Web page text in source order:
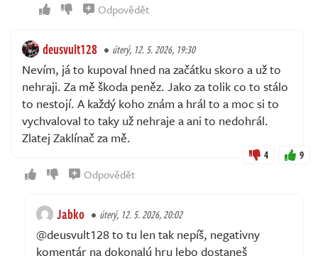
Odpovědět
deusvult128 úterý, 12. 5. 2026, 19:30
Nevím, já to kupoval hned na začátku skoro a už to
nehraji. Za mě škoda peněz. Jako za tolik co to stálo
to nestojí. A každý koho znám a hrál to a moc si to
vychvaloval to taky už nehraje a ani to nedohrál.
Zlatej Zaklínač za mě.
4 9
Odpovědět
Jabko úterý, 12. 5. 2026, 20:02
@deusvult128 to tu len tak nepíš, negativny
komentár na dokonalú hru lebo dostaneš